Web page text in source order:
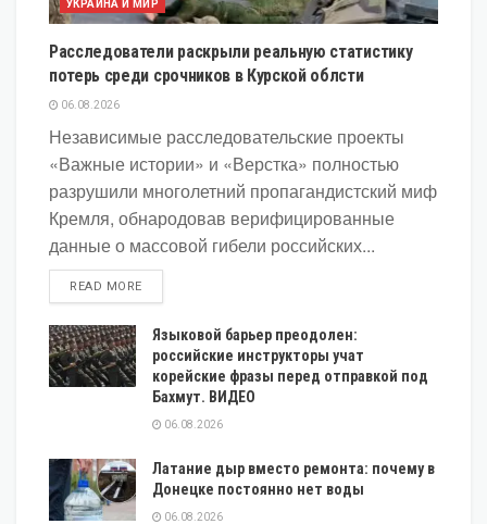
УКРАИНА И МИР
Расследователи раскрыли реальную статистику
потерь среди срочников в Курской облсти
06.08.2026
Независимые расследовательские проекты
«Важные истории» и «Верстка» полностью
разрушили многолетний пропагандистский миф
Кремля, обнародовав верифицированные
данные о массовой гибели российских...
READ MOREDETAILS
Языковой барьер преодолен:
российские инструкторы учат
корейские фразы перед отправкой под
Бахмут. ВИДЕО
06.08.2026
Латание дыр вместо ремонта: почему в
Донецке постоянно нет воды
06.08.2026